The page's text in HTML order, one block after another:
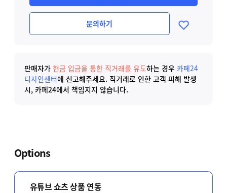
Options
유튜브 쇼츠 상품 연동
문의하기
판매자가 현금 입금을 통한 직거래를 유도하는 경우 카페24
디자인센터에 신고해주세요. 직거래로 인한 고객 피해 발생
시, 카페24에서 책임지지 않습니다.